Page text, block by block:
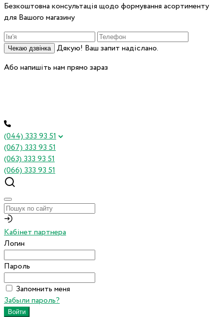
Безкоштовна консультація щодо формування асортименту
для Вашого магазину
Чекаю дзвінка
Дякую! Ваш запит надіслано.
Або напишіть нам прямо зараз
(044) 333 93 51
(067) 333 93 51
(063) 333 93 51
(066) 333 93 51
Кабінет партнера
Логин
Пароль
Запомнить меня
Забыли пароль?